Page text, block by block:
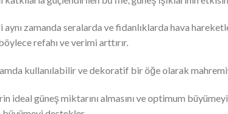
zamanda seralarda ve fidanlıklarda hava
refahı ve verimi arttırır.
kullanılabilir ve dekoratif bir öğe olarak
ideal güneş miktarını almasını ve optimum